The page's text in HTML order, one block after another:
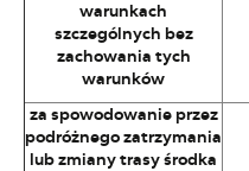
warunkach
szczególnych bez
zachowania tych
warunków
za spowodowanie przez
podróżnego zatrzymania
lub zmiany trasy środka